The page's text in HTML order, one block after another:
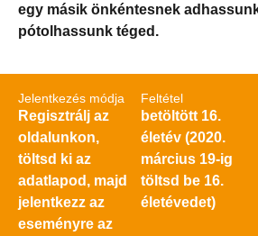
egy másik önkéntesnek
pótolhassunk téged.
Jelentkezés módja
Regisztrálj az
oldalunkon,
töltsd ki az
adatlapod, majd
jelentkezz az
eseményre az
Feltétel
betöltött 16.
életév (2020.
március 19-ig
töltsd be 16.
életévedet)